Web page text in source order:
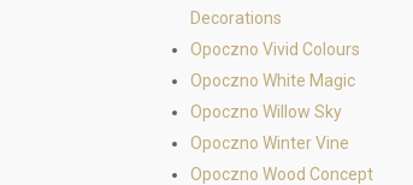
Decorations
Opoczno Vivid Colours
Opoczno White Magic
Opoczno Willow Sky
Opoczno Winter Vine
Opoczno Wood Concept